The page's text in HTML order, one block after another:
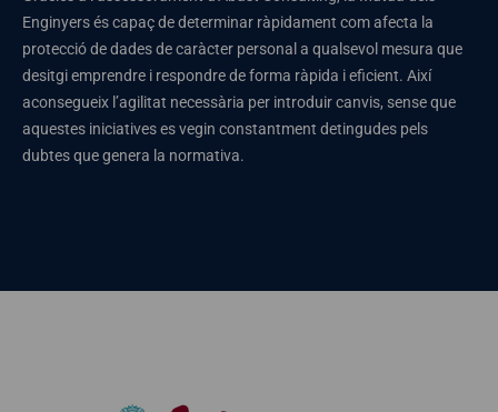
Enginyers és capaç de determinar ràpidament com afecta la
protecció de dades de caràcter personal a qualsevol mesura que
desitgi emprendre i respondre de forma ràpida i eficient. Així
aconsegueix l’agilitat necessària per introduir canvis, sense que
aquestes iniciatives es vegin constantment detingudes pels
dubtes que genera la normativa.